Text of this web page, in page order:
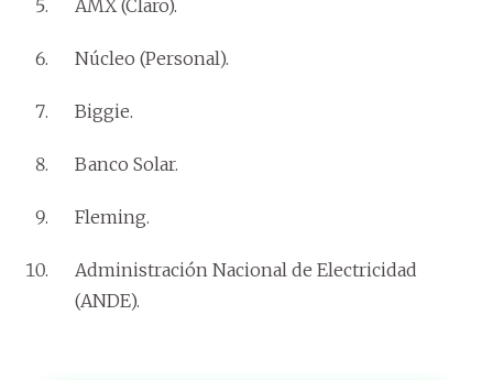
AMX (Claro).
Núcleo (Personal).
Biggie.
Banco Solar.
Fleming.
Administración Nacional de Electricidad
(ANDE).